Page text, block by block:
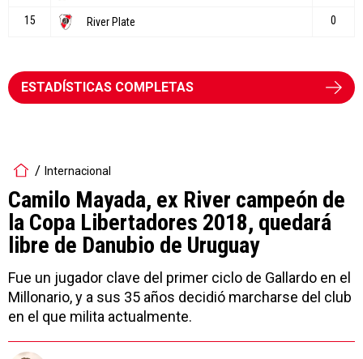
ESTADÍSTICAS COMPLETAS
Internacional
Camilo Mayada, ex River campeón de
la Copa Libertadores 2018, quedará
libre de Danubio de Uruguay
Fue un jugador clave del primer ciclo de Gallardo en el
Millonario, y a sus 35 años decidió marcharse del club
en el que milita actualmente.